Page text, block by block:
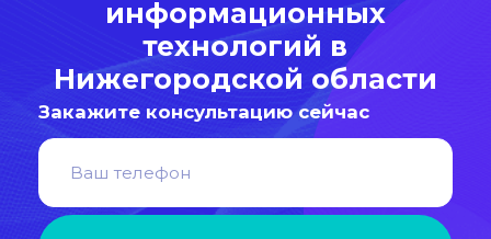
Закажите консультацию сейчас
Отправить
обработку персональных данных в соответствии с
политикой обработки персональных данных